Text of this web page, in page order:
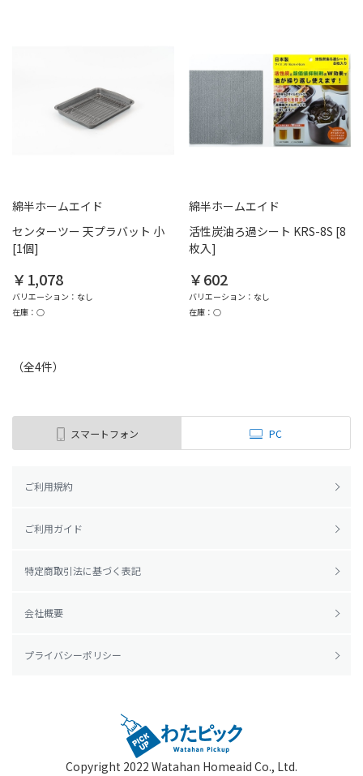
綿半ホームエイド
センターツー 天プラバット 小
[1個]
￥1,078
バリエーション：なし
在庫：○
綿半ホームエイド
活性炭油ろ過シート KRS-8S [8
枚入]
￥602
バリエーション：なし
在庫：○
（全4件）
スマートフォン PC
ご利用規約
ご利用ガイド
特定商取引法に基づく表記
会社概要
プライバシーポリシー
Copyright 2022 Watahan Homeaid Co., Ltd.